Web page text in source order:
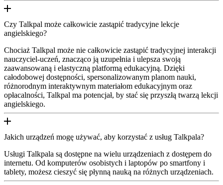
Czy Talkpal może całkowicie zastąpić tradycyjne lekcje
angielskiego?
Chociaż Talkpal może nie całkowicie zastąpić tradycyjnej interakcji
nauczyciel-uczeń, znacząco ją uzupełnia i ulepsza swoją
zaawansowaną i elastyczną platformą edukacyjną. Dzięki
całodobowej dostępności, spersonalizowanym planom nauki,
różnorodnym interaktywnym materiałom edukacyjnym oraz
opłacalności, Talkpal ma potencjał, by stać się przyszłą twarzą lekcji
angielskiego.
Jakich urządzeń mogę używać, aby korzystać z usług Talkpala?
Usługi Talkpala są dostępne na wielu urządzeniach z dostępem do
internetu. Od komputerów osobistych i laptopów po smartfony i
tablety, możesz cieszyć się płynną nauką na różnych urządzeniach.